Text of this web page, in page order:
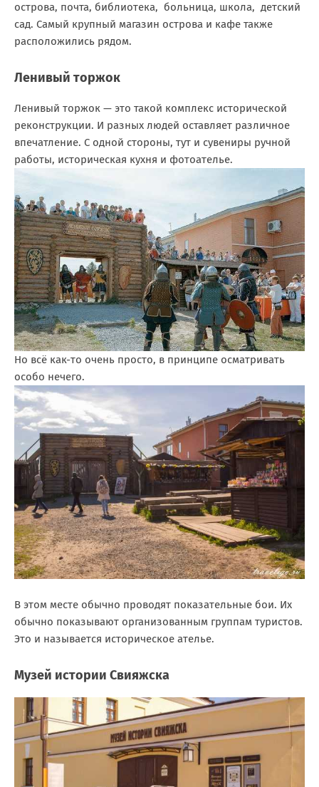
острова, почта, библиотека, больница, школа, детский
сад. Самый крупный магазин острова и кафе также
расположились рядом.
Ленивый торжок
Ленивый торжок — это такой комплекс исторической
реконструкции. И разных людей оставляет различное
впечатление. С одной стороны, тут и сувениры ручной
работы, историческая кухня и фотоателье.
Но всё как-то очень просто, в принципе осматривать
особо нечего.
В этом месте обычно проводят показательные бои. Их
обычно показывают организованным группам туристов.
Это и называется историческое ателье.
Музей истории Свияжска